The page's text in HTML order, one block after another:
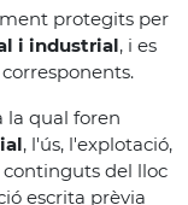
protegits per
i industrial, i es
qual foren
, l'ús, l'explotació,
del lloc
escrita prèvia